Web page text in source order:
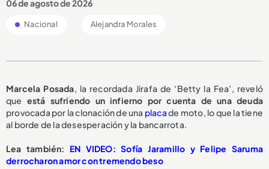
06 de agosto de 2026
Nacional Alejandra Morales
Marcela Posada, la recordada Jirafa de ‘Betty la Fea’, reveló
que está sufriendo un infierno por cuenta de una deuda
provocada por la clonación de una placade moto, lo que la tiene
al borde de la desesperación y la bancarrota.
Lea también: EN VIDEO: Sofía Jaramillo y Felipe Saruma
derrocharon amor con tremendo beso